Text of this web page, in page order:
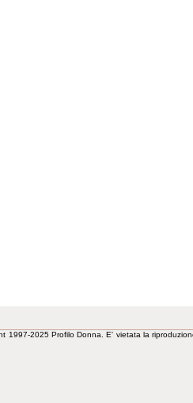
1997-2025 Profilo Donna. E' vietata la